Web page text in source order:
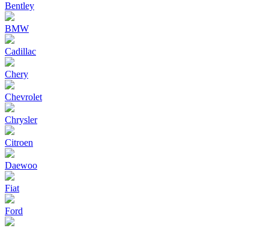
Bentley
BMW
Cadillac
Chery
Chevrolet
Chrysler
Citroen
Daewoo
Fiat
Ford